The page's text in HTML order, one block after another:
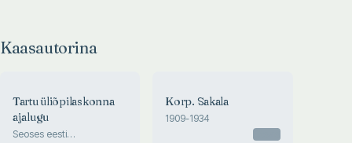
Kaasautorina
Tartu üliõpilaskonna
ajalugu
Seoses eesti
Korp. Sakala
1909-1934